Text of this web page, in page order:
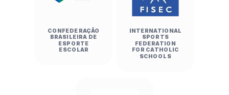
CONFEDERAÇÃO
BRASILEIRA DE
ESPORTE
ESCOLAR
INTERNATIONAL
SPORTS
FEDERATION
FOR CATHOLIC
SCHOOLS